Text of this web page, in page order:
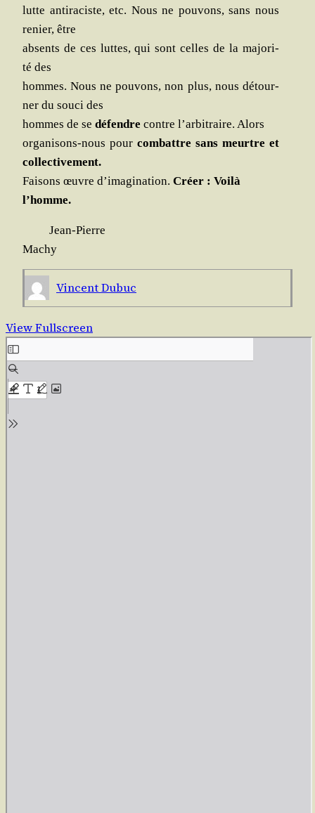
lutte anti­ra­ciste, etc. Nous ne pou­vons, sans nous
renier, être
absents de ces luttes, qui sont celles de la majo­ri­
té des
hommes. Nous ne pou­vons, non plus, nous détour­
ner du sou­ci des
hommes de se défendre contre l’arbitraire. Alors
orga­ni­sons-nous pour com­battre sans meurtre et
collectivement.
Fai­sons œuvre d’imagination. Créer : Voilà
l’homme.
Jean-Pierre
Machy
Vincent Dubuc
View Fullscreen